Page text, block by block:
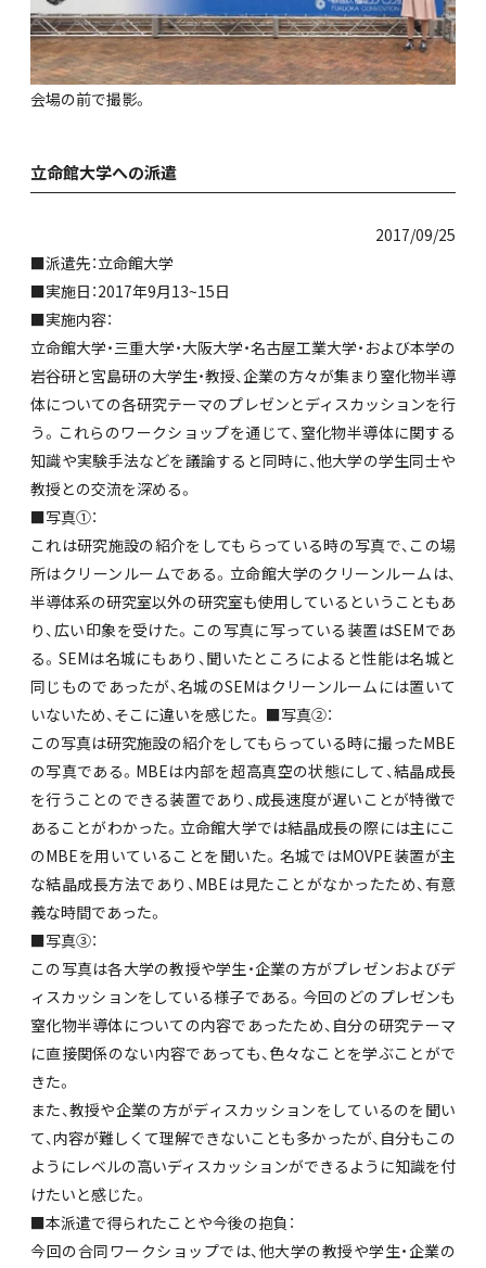
会場の前で撮影。
立命館大学への派遣
2017/09/25
■派遣先：立命館大学
■実施日：2017年9月13~15日
■実施内容：
立命館大学・三重大学・大阪大学・名古屋工業大学・および本学の
岩谷研と宮島研の大学生・教授、企業の方々が集まり窒化物半導
体についての各研究テーマのプレゼンとディスカッションを行
う。これらのワークショップを通じて、窒化物半導体に関する
知識や実験手法などを議論すると同時に、他大学の学生同士や
教授との交流を深める。
■写真①：
これは研究施設の紹介をしてもらっている時の写真で、この場
所はクリーンルームである。立命館大学のクリーンルームは、
半導体系の研究室以外の研究室も使用しているということもあ
り、広い印象を受けた。この写真に写っている装置はSEMであ
る。SEMは名城にもあり、聞いたところによると性能は名城と
同じものであったが、名城のSEMはクリーンルームには置いて
いないため、そこに違いを感じた。 ■写真②：
この写真は研究施設の紹介をしてもらっている時に撮ったMBE
の写真である。MBEは内部を超高真空の状態にして、結晶成長
を行うことのできる装置であり、成長速度が遅いことが特徴で
あることがわかった。立命館大学では結晶成長の際には主にこ
のMBEを用いていることを聞いた。名城ではMOVPE装置が主
な結晶成長方法であり、MBEは見たことがなかったため、有意
義な時間であった。
■写真③：
この写真は各大学の教授や学生・企業の方がプレゼンおよびデ
ィスカッションをしている様子である。今回のどのプレゼンも
窒化物半導体についての内容であったため、自分の研究テーマ
に直接関係のない内容であっても、色々なことを学ぶことがで
きた。
また、教授や企業の方がディスカッションをしているのを聞い
て、内容が難しくて理解できないことも多かったが、自分もこの
ようにレベルの高いディスカッションができるように知識を付
けたいと感じた。
■本派遣で得られたことや今後の抱負：
今回の合同ワークショップでは、他大学の教授や学生・企業の